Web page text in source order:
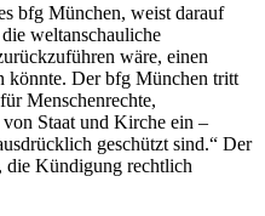
bfg München, weist darauf
weltanschauliche
wäre, einen
könnte. Der bfg München tritt
Menschenrechte,
Staat und Kirche ein –
geschützt sind.“ Der
die Kündigung rechtlich